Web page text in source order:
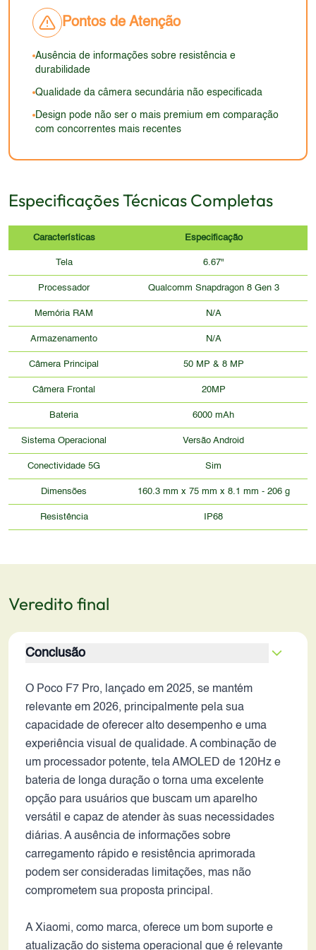
de atualização de 120Hz sugere uma experiência
visual de alta qualidade.
mas a ausência de detalhes específicos impede
uma análise mais aprofundada. O design geral
parece ser funcional e voltado para a experiência
do usuário, priorizando o desempenho e a tela.
Pontos de Atenção
Ausência de informações sobre resistência e
durabilidade
Qualidade da câmera secundária não especificada
Design pode não ser o mais premium em comparação
com concorrentes mais recentes
Especificações Técnicas Completas
Características Especificação
Tela 6.67"
Processador Qualcomm Snapdragon 8 Gen 3
Memória RAM N/A
Armazenamento N/A
Câmera Principal 50 MP & 8 MP
Câmera Frontal 20MP
Bateria 6000 mAh
Sistema Operacional Versão Android
Conectividade 5G Sim
Dimensões 160.3 mm x 75 mm x 8.1 mm - 206 g
Resistência IP68
Veredito final
Conclusão
O Poco F7 Pro, lançado em 2025, se mantém
relevante em 2026, principalmente pela sua
capacidade de oferecer alto desempenho e uma
experiência visual de qualidade. A combinação de
um processador potente, tela AMOLED de 120Hz e
bateria de longa duração o torna uma excelente
opção para usuários que buscam um aparelho
versátil e capaz de atender às suas necessidades
diárias. A ausência de informações sobre
carregamento rápido e resistência aprimorada
podem ser consideradas limitações, mas não
comprometem sua proposta principal.
A Xiaomi, como marca, oferece um bom suporte e
atualização do sistema operacional que é relevante